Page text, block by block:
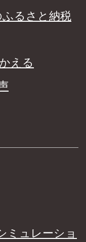
るさと納税
える
ミュレーショ